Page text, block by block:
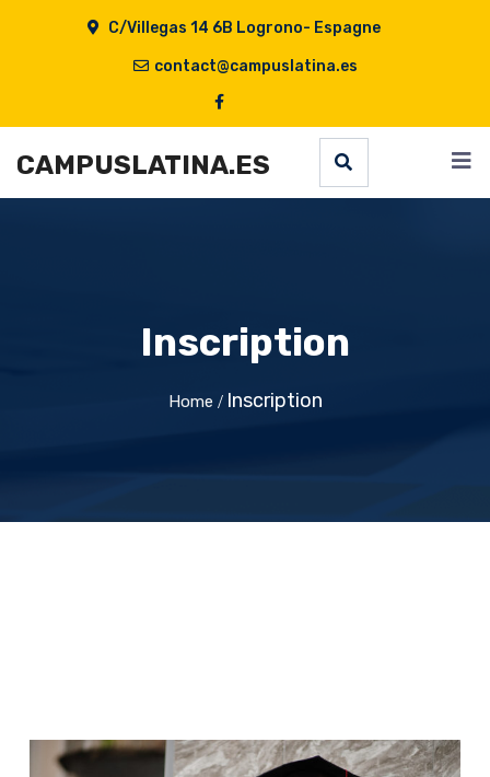
C/Villegas 14 6B Logrono- Espagne
contact@campuslatina.es
CAMPUSLATINA.ES
Inscription
Home Inscription